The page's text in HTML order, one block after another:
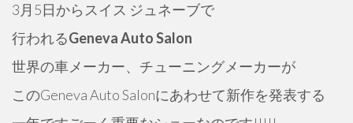
3月5日からスイス ジュネーブで
行われるGeneva Auto Salon
世界の車メーカー、チューニングメーカーが
このGeneva Auto Salonにあわせて新作を発表する